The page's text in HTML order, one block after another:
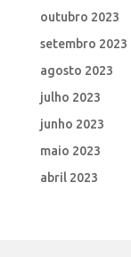
outubro 2023
setembro 2023
agosto 2023
julho 2023
junho 2023
maio 2023
abril 2023